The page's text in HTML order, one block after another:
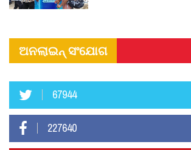
ଅନଲାଇନ୍ ସଂଯୋଗ
67944
227640